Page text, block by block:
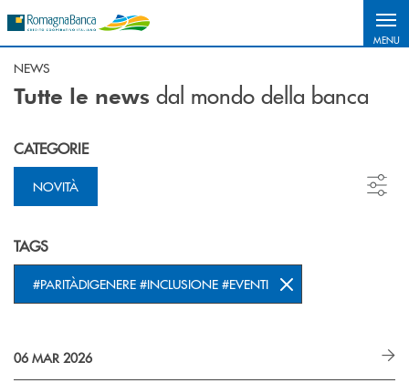
MENU
NEWS
Tutte le news dal mondo della banca
CATEGORIE
NOVITÀ
TAGS
#PARITÀDIGENERE #INCLUSIONE #EVENTI
06 MAR 2026